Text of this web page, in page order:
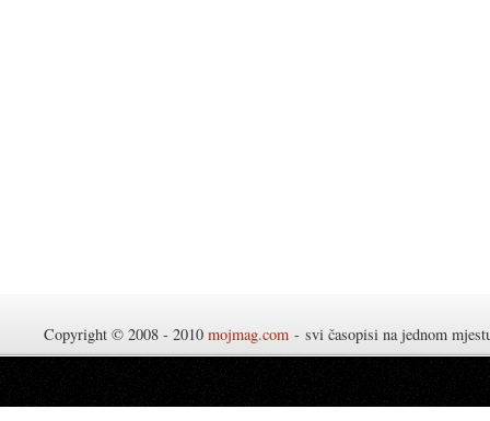
Copyright © 2008 - 2010 mojmag.com - svi časopisi na jednom